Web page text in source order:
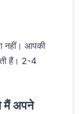
नहीं। आपकी
हैं। 2-4
मैं अपने